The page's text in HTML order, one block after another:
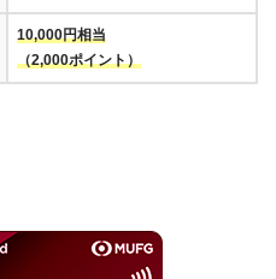
10,000円相当
（2,000ポイント）